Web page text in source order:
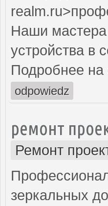
Наши мастера
устройства в
Подробнее на
odpowiedz
ремонт
Ремонт
зеркальных